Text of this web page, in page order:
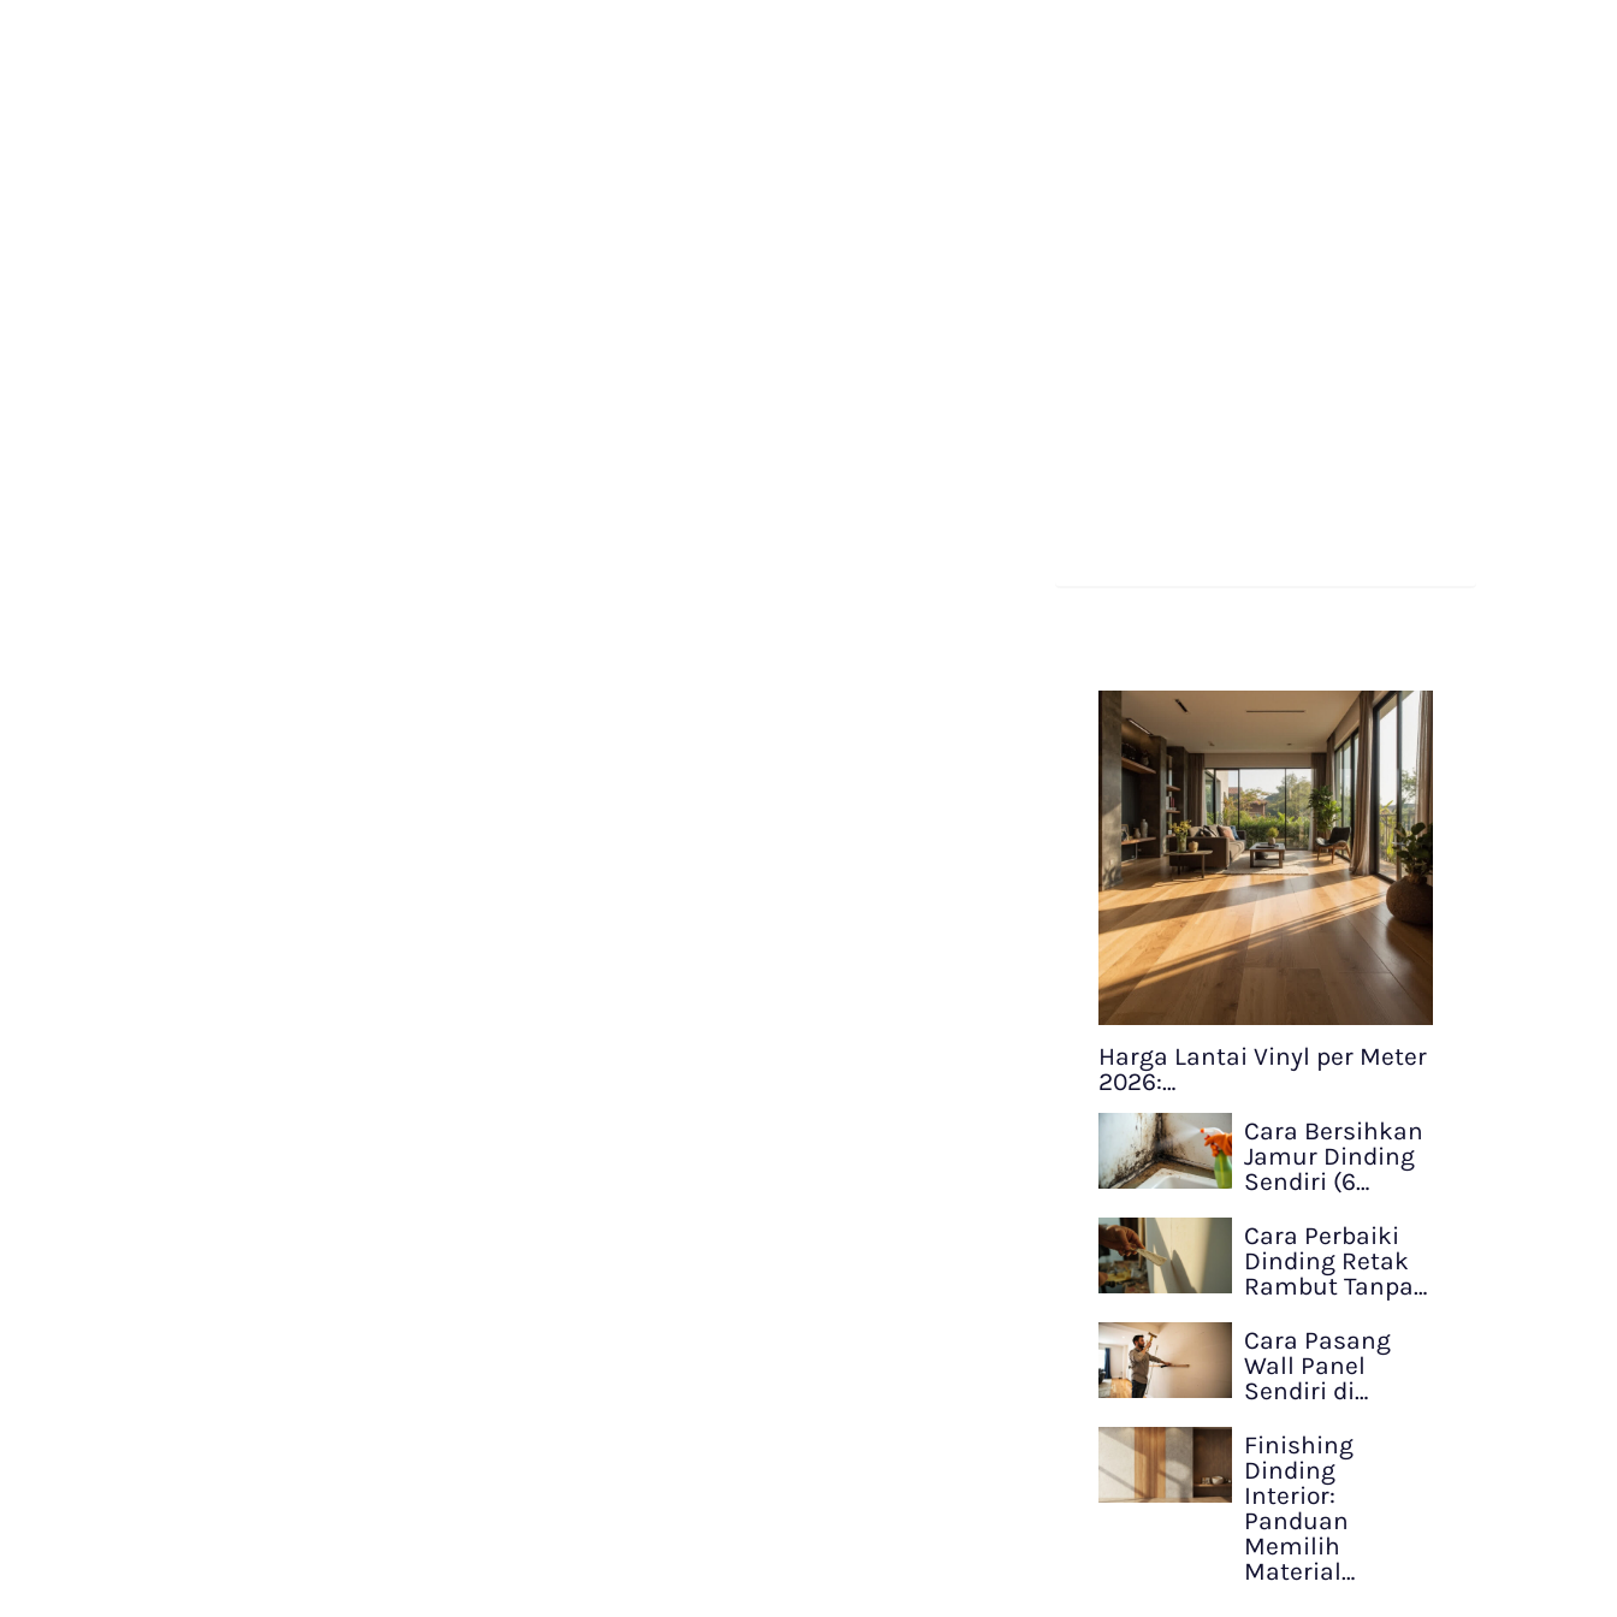
Harga Lantai Vinyl per Meter
2026:…
Cara Bersihkan
Jamur Dinding
Sendiri (6…
Cara Perbaiki
Dinding Retak
Rambut Tanpa…
Cara Pasang
Wall Panel
Sendiri di…
Finishing
Dinding
Interior:
Panduan
Memilih
Material…